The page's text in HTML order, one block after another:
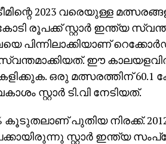
2023 വരെയുള്ള
രൂപക്ക് സ്റ്റാര്‍ ഇന്ത്യ
പിന്നിലാക്കിയാണ്
ഈ
ഒരു മത്സരത്തിന് 60.1
സ്റ്റാര്‍ ടി.വി നേടിയത്.
പുതിയ നിരക്ക്.
സ്റ്റാര്‍ ഇന്ത്യ